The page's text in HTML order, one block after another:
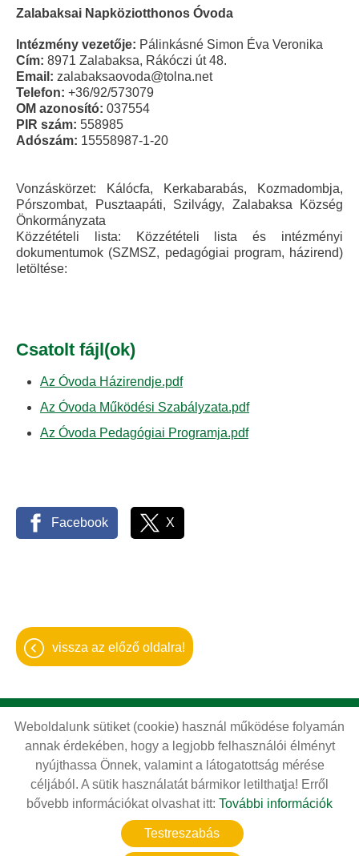
Zalabaksai Napköziotthonos Óvoda
Intézmény vezetője: Pálinkásné Simon Éva Veronika
Cím: 8971 Zalabaksa, Rákóczi út 48.
Email: zalabaksaovoda@tolna.net
Telefon: +36/92/573079
OM azonosító: 037554
PIR szám: 558985
Adószám: 15558987-1-20
Vonzáskörzet: Kálócfa, Kerkabarabás, Kozmadombja,
Pórszombat, Pusztaapáti, Szilvágy, Zalabaksa Község
Önkormányzata
Közzétételi lista: Közzétételi lista és intézményi
dokumentumok (SZMSZ, pedagógiai program, házirend)
letöltése:
Csatolt fájl(ok)
Az Óvoda Házirendje.pdf
Az Óvoda Működési Szabályzata.pdf
Az Óvoda Pedagógiai Programja.pdf
Facebook X
vissza az előző oldalra!
© 2026 - Minden jog fenntartva
Oldal információk
Adatkezelési tájékoztató
Impresszum
Sütik kezelése
Akadálymentesítési nyilatkozat
Testreszabás
Weboldalunk sütiket (cookie) használ működése folyamán
annak érdekében, hogy a legjobb felhasználói élményt
nyújthassa Önnek, valamint a látogatottság mérése
céljából. A sütik használatát bármikor letilthatja! Erről
bővebb információkat olvashat itt: További információk